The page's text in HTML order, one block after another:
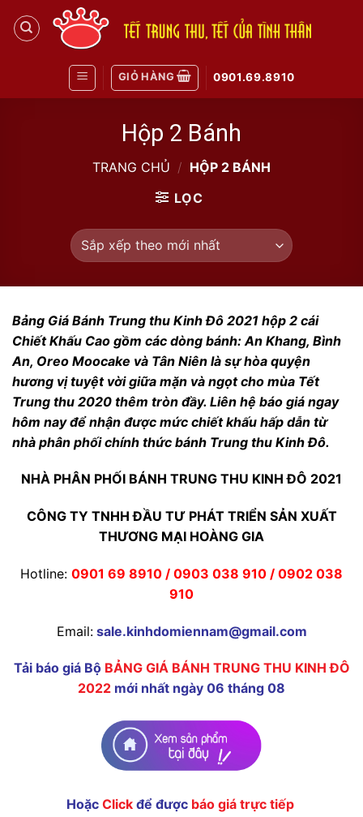
GIỎ HÀNG 0901.69.8910
Hộp 2 Bánh
TRANG CHỦ / HỘP 2 BÁNH
LỌC
Bảng Giá Bánh Trung thu Kinh Đô 2021 hộp 2 cái
Chiết Khấu Cao gồm các dòng bánh: An Khang, Bình
An, Oreo Moocake và Tân Niên là sự hòa quyện
hương vị tuyệt vời giữa mặn và ngọt cho mùa Tết
Trung thu 2020 thêm tròn đầy. Liên hệ báo giá ngay
hôm nay để nhận được mức chiết khấu hấp dẫn từ
nhà phân phối chính thức bánh Trung thu Kinh Đô.
NHÀ PHÂN PHỐI BÁNH TRUNG THU KINH ĐÔ 2021
CÔNG TY TNHH ĐẦU TƯ PHÁT TRIỂN SẢN XUẤT
THƯƠNG MẠI HOÀNG GIA
Hotline: 0901 69 8910 / 0903 038 910 / 0902 038
910
Email: sale.kinhdomiennam@gmail.com
Tải báo giá Bộ BẢNG GIÁ BÁNH TRUNG THU KINH ĐÔ
2022 mới nhất ngày 06 tháng 08
Hoặc Clickđể được báo giá trực tiếp